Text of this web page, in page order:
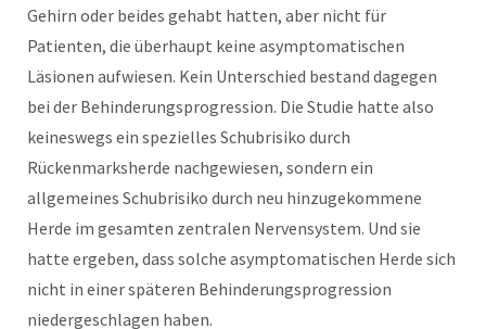
Gehirn oder beides gehabt hatten, aber nicht für
Patienten, die überhaupt keine asymptomatischen
Läsionen aufwiesen. Kein Unterschied bestand dagegen
bei der Behinderungsprogression. Die Studie hatte also
keineswegs ein spezielles Schubrisiko durch
Rückenmarksherde nachgewiesen, sondern ein
allgemeines Schubrisiko durch neu hinzugekommene
Herde im gesamten zentralen Nervensystem. Und sie
hatte ergeben, dass solche asymptomatischen Herde sich
nicht in einer späteren Behinderungsprogression
niedergeschlagen haben.